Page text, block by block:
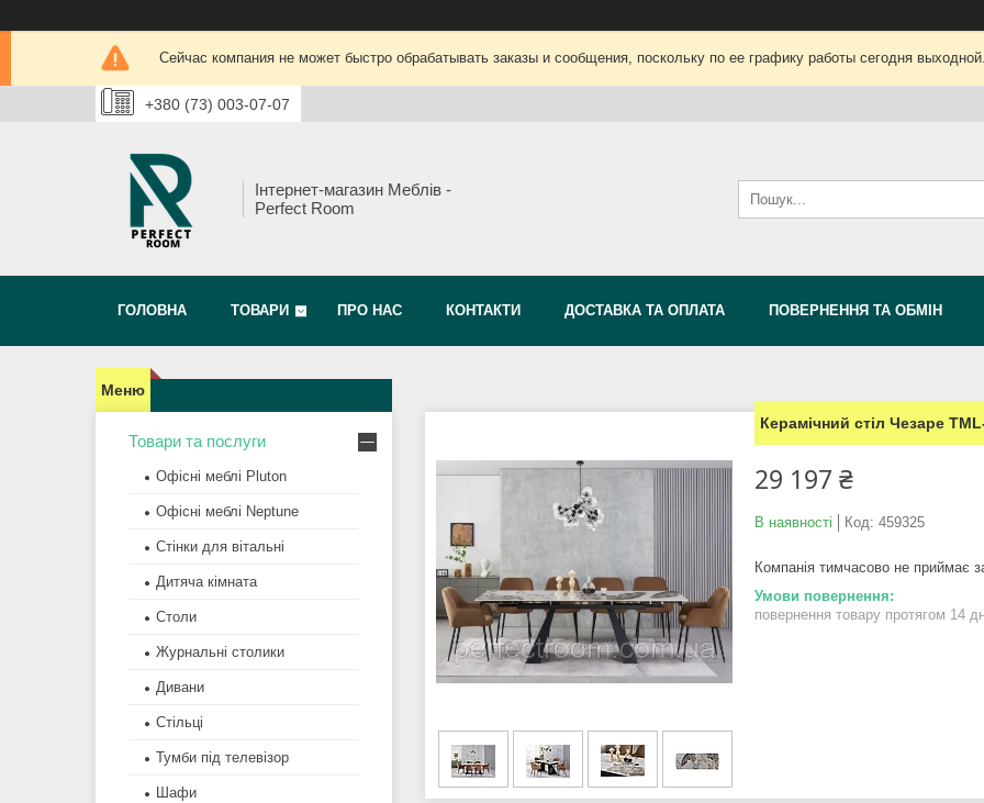
Сейчас компания не может быстро обрабатывать заказы и сообщения, поскольку по ее графику работы сегодня
+380 (73) 003-07-07
Інтернет-магазин Меблів -
Perfect Room
ГОЛОВНА ТОВАРИ ПРО НАС КОНТАКТИ ДОСТАВКА ТА ОПЛАТА ПОВЕРНЕННЯ ТА ОБМІН
Керамічний стіл Чезаре
29 197 ₴
В наявності Код: 459325
Компанія тимчасово не приймає
повернення товару протягом 14
Товари та послуги
Офісні меблі Pluton
Офісні меблі Neptune
Стінки для вітальні
Дитяча кімната
Столи
Журнальні столики
Дивани
Стільці
Тумби під телевізор
Шафи